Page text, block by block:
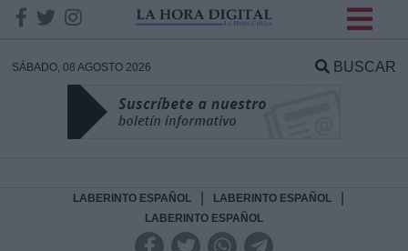
SÁBADO, 08 AGOSTO 2026 BUSCAR
LABERINTO ESPAÑOL LABERINTO ESPAÑOL
LABERINTO ESPAÑOL
DATOS
Responsable: